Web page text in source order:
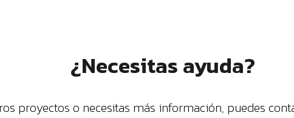
¿Necesitas ayuda?
proyectos o necesitas más información, puedes